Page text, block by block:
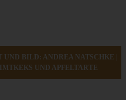
UND BILD: ANDREA NATSCHKE |
UND APFELTARTE